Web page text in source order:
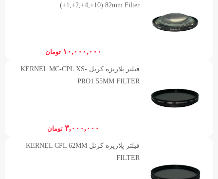
(+1,+2,+4,+10) 82mm Filter
۱۰,۰۰۰,۰۰۰ تومان
فیلتر پلاریزه کرنل KERNEL MC-CPL XS-
PRO1 55MM FILTER
۳,۰۰۰,۰۰۰ تومان
فیلتر پلاریزه کرنل KERNEL CPL 62MM
FILTER